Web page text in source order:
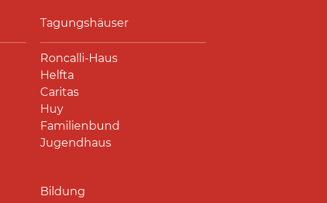
Tagungshäuser
Roncalli-Haus
Helfta
Caritas
Huy
Familienbund
Jugendhaus
Bildung